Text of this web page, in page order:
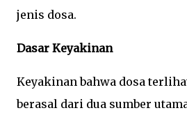
jenis dosa.
Dasar Keyakinan
Keyakinan bahwa dosa
berasal dari dua sumber